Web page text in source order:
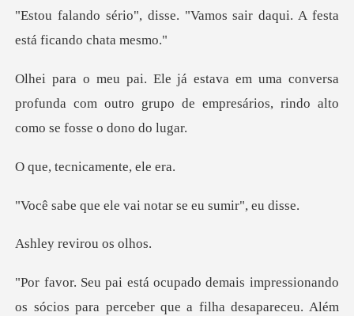
e. "Vamos sair daqui. A fes
onversa
profunda com outro grupo de empresár
cnicament
e vai notar se eu
evirou o
ios para perceber que a filha desapareceu. Além